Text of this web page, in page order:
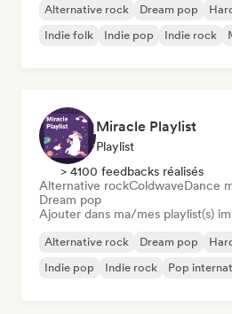
Alternative rock Dream pop
Indie folk
Indie pop Indie rock
Miracle Playlist
Playlist
> 4100 feedbacks réalisés
Alternative rockColdwaveDance
Dream pop
Ajouter dans ma/mes playlist(s)
Alternative rock Dream pop
Indie pop
Indie rock Pop